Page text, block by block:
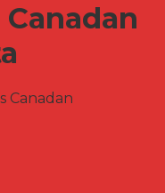
Canadan